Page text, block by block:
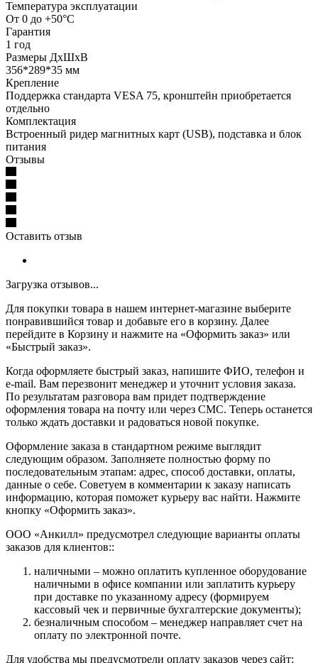
Температура эксплуатации
От 0 до +50°С
Гарантия
1 год
Размеры ДхШхВ
356*289*35 мм
Крепление
Поддержка стандарта VESA 75, кронштейн приобретается
отдельно
Комплектация
Встроенный ридер магнитных карт (USB), подставка и блок
питания
Отзывы
Оставить отзыв
Загрузка отзывов...
Для покупки товара в нашем интернет-магазине выберите
понравившийся товар и добавьте его в корзину. Далее
перейдите в Корзину и нажмите на «Оформить заказ» или
«Быстрый заказ».
Когда оформляете быстрый заказ, напишите ФИО, телефон и
e-mail. Вам перезвонит менеджер и уточнит условия заказа.
По результатам разговора вам придет подтверждение
оформления товара на почту или через СМС. Теперь останется
только ждать доставки и радоваться новой покупке.
Оформление заказа в стандартном режиме выглядит
следующим образом. Заполняете полностью форму по
последовательным этапам: адрес, способ доставки, оплаты,
данные о себе. Советуем в комментарии к заказу написать
информацию, которая поможет курьеру вас найти. Нажмите
кнопку «Оформить заказ».
ООО «Анкилл» предусмотрел следующие варианты оплаты
заказов для клиентов::
наличными – можно оплатить купленное оборудование
наличными в офисе компании или заплатить курьеру
при доставке по указанному адресу (формируем
кассовый чек и первичные бухгалтерские документы);
безналичным способом – менеджер направляет счет на
оплату по электронной почте.
Для удобства мы предусмотрели оплату заказов через сайт: